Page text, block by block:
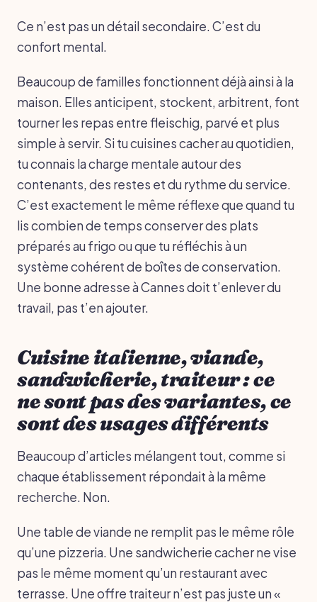
Ce n’est pas un détail secondaire. C’est du
confort mental.
Beaucoup de familles fonctionnent déjà ainsi à la
maison. Elles anticipent, stockent, arbitrent, font
tourner les repas entre fleischig, parvé et plus
simple à servir. Si tu cuisines cacher au quotidien,
tu connais la charge mentale autour des
contenants, des restes et du rythme du service.
C’est exactement le même réflexe que quand tu
lis combien de temps conserver des plats
préparés au frigo ou que tu réfléchis à un
système cohérent de boîtes de conservation.
Une bonne adresse à Cannes doit t’enlever du
travail, pas t’en ajouter.
Cuisine italienne, viande,
sandwicherie, traiteur : ce
ne sont pas des variantes, ce
sont des usages différents
Beaucoup d’articles mélangent tout, comme si
chaque établissement répondait à la même
recherche. Non.
Une table de viande ne remplit pas le même rôle
qu’une pizzeria. Une sandwicherie cacher ne vise
pas le même moment qu’un restaurant avec
terrasse. Une offre traiteur n’est pas juste un «